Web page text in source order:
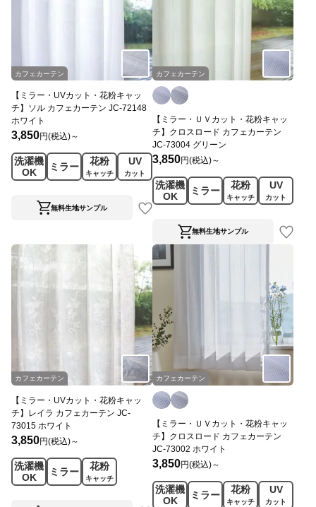
カフェカーテン
【ミラー・UVカット・花粉キャッ
チ】ソル カフェカーテン JC-72148
ホワイト
3,850円(税込)～
洗濯機
OK
ミラー 花粉
キャッチ
UV
カット
無料生地サンプル
カフェカーテン
【ミラー・ＵＶカット・花粉キャッ
チ】クロスロード カフェカーテン
JC-73004 グリーン
3,850円(税込)～
洗濯機
OK
ミラー 花粉
キャッチ
UV
カット
無料生地サンプル
カフェカーテン
【ミラー・UVカット・花粉キャッ
チ】レイラ カフェカーテン JC-
73015 ホワイト
3,850円(税込)～
洗濯機
OK
ミラー 花粉
キャッチ
カフェカーテン
【ミラー・ＵＶカット・花粉キャッ
チ】クロスロード カフェカーテン
JC-73002 ホワイト
3,850円(税込)～
洗濯機
OK
ミラー 花粉
キャッチ
UV
カット